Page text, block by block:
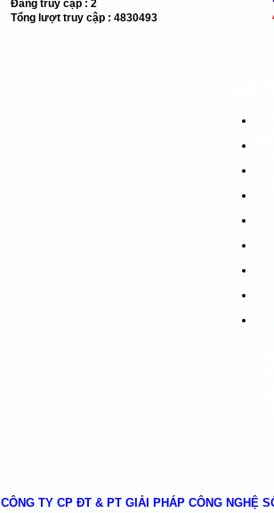
Đang truy cập : 2
Tổng lượt truy cập : 4830493
CÔNG TY CP ĐT & PT GIẢI PHÁP CÔNG NGHỆ